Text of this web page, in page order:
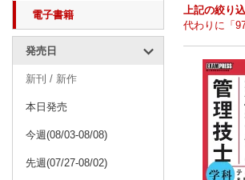
電子書籍
発売日
新刊 / 新作
本日発売
今週(08/03-08/08)
先週(07/27-08/02)
上記の絞り
代わりに「